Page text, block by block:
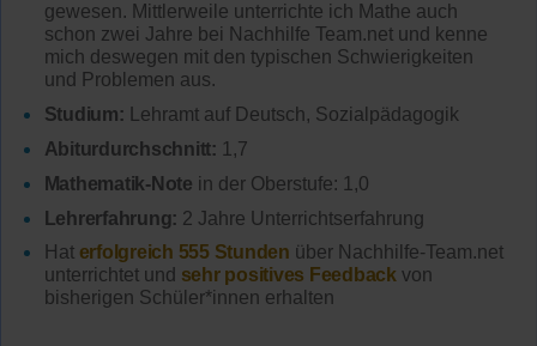
gewesen. Mittlerweile unterrichte ich Mathe auch
schon zwei Jahre bei Nachhilfe Team.net und kenne
mich deswegen mit den typischen Schwierigkeiten
und Problemen aus.
Studium: Lehramt auf Deutsch, Sozialpädagogik
Abiturdurchschnitt: 1,7
Mathematik-Note in der Oberstufe: 1,0
Lehrerfahrung: 2 Jahre Unterrichtserfahrung
Hat erfolgreich 555 Stunden über Nachhilfe-Team.net
unterrichtet und sehr positives Feedback von
bisherigen Schüler*innen erhalten